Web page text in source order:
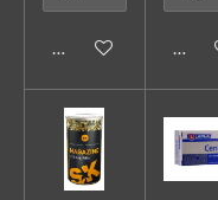
In den Warenkorb
In